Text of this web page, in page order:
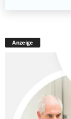
Anzeige